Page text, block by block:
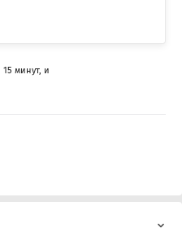
15 минут, и